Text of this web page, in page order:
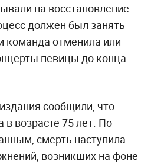
на восстановление
должен был занять
команда отменила или
певицы до конца
сообщили, что
в возрасте 75 лет. По
смерть наступила
возникших на фоне